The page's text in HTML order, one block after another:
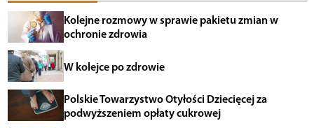
Kolejne rozmowy w sprawie pakietu zmian w
ochronie zdrowia
W kolejce po zdrowie
Polskie Towarzystwo Otyłości Dziecięcej za
podwyższeniem opłaty cukrowej